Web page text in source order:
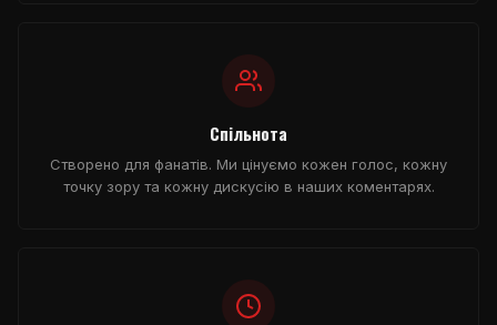
Спільнота
Створено для фанатів. Ми цінуємо кожен голос, кожну
точку зору та кожну дискусію в наших коментарях.